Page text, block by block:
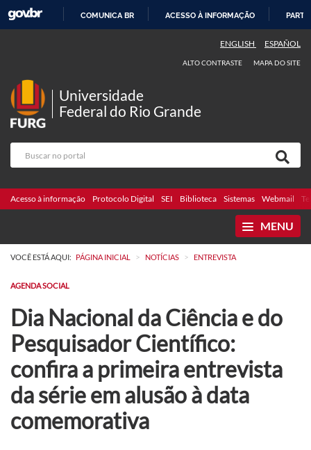
COMUNICA BR ACESSO À INFORMAÇÃO
ENGLISH ESPAÑOL
ALTO CONTRASTE MAPA DO SITE
Universidade
Federal do Rio Grande
Acesso à informação Protocolo Digital SEI Biblioteca Sistemas Webmail
MENU
VOCÊ ESTÁ AQUI: PÁGINA INICIAL > NOTÍCIAS > ENTREVISTA
AGENDA SOCIAL
Dia Nacional da Ciência e do
Pesquisador Científico:
confira a primeira entrevista
da série em alusão à data
comemorativa